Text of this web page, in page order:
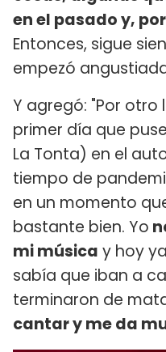
en el pasado y,
Entonces, sigue
empezó
Y agregó: "Por otro
primer día que puse
La Tonta) en el
tiempo de
en un momento
bastante bien. Yo
mi música y hoy
sabía que iban a
terminaron de
cantar y me da